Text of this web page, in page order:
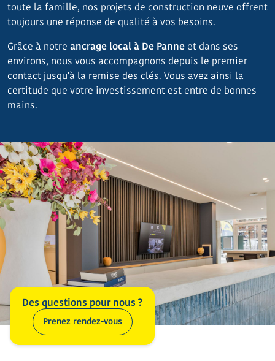
toute la famille, nos projets de construction neuve offrent
toujours une réponse de qualité à vos besoins.
Grâce à notre ancrage local à De Panneet dans ses
environs, nous vous accompagnons depuis le premier
contact jusqu'à la remise des clés. Vous avez ainsi la
certitude que votre investissement est entre de bonnes
mains.
Des questions pour nous ?
Prenez rendez-vous